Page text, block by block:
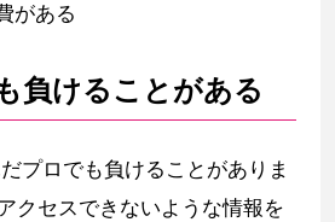
がある
負けることがある
プロでも負けることがありま
クセスできないような情報を